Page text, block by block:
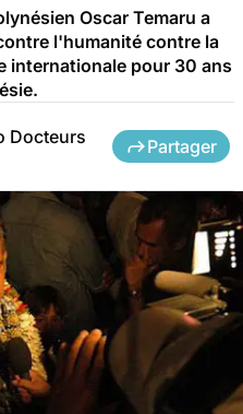
Oscar Temaru a
l'humanité contre la
internationale pour 30 ans
Docteurs Partager